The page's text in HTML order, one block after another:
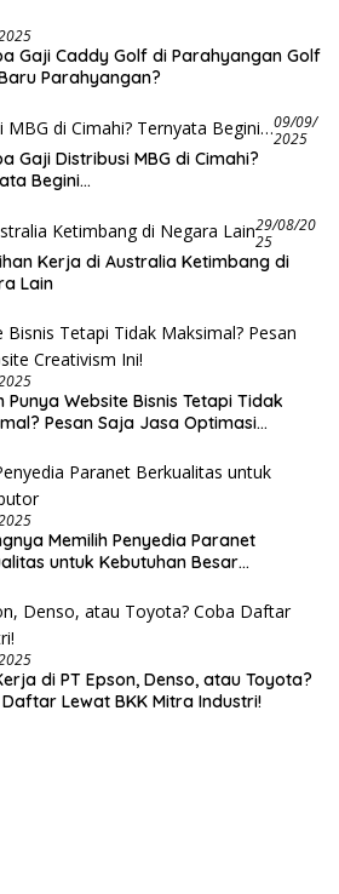
Gaji Caddy Golf di Parahyangan Golf
Parahyangan?
09/09/
2025
Gaji Distribusi MBG di Cimahi?
Begini…
29/08/20
25
Kerja di Australia Ketimbang di
Lain
Punya Website Bisnis Tetapi Tidak
Pesan Saja Jasa Optimasi
Memilih Penyedia Paranet
untuk Kebutuhan Besar
di PT Epson, Denso, atau Toyota?
Lewat BKK Mitra Industri!